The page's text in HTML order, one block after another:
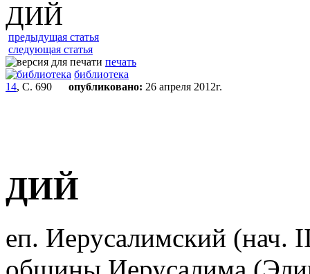
ДИЙ
предыдущая статья
следующая статья
печать
библиотека
14, С. 690 опубликовано: 26 апреля 2012г.
ДИЙ
еп. Иерусалимский (нач.